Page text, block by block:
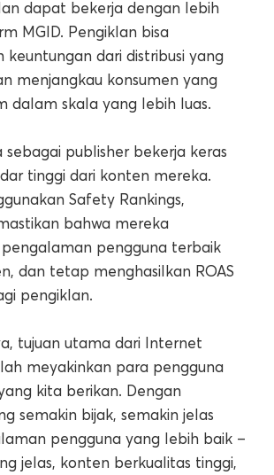
dapat bekerja dengan lebih
MGID. Pengiklan bisa
dari distribusi yang
menjangkau konsumen yang
dalam skala yang lebih luas.
sebagai publisher bekerja keras
tinggi dari konten mereka.
Safety Rankings,
bahwa mereka
pengguna terbaik
dan tetap menghasilkan ROAS
pengiklan.
tujuan utama dari Internet
meyakinkan para pengguna
kita berikan. Dengan
semakin bijak, semakin jelas
pengguna yang lebih baik –
jelas, konten berkualitas tinggi,